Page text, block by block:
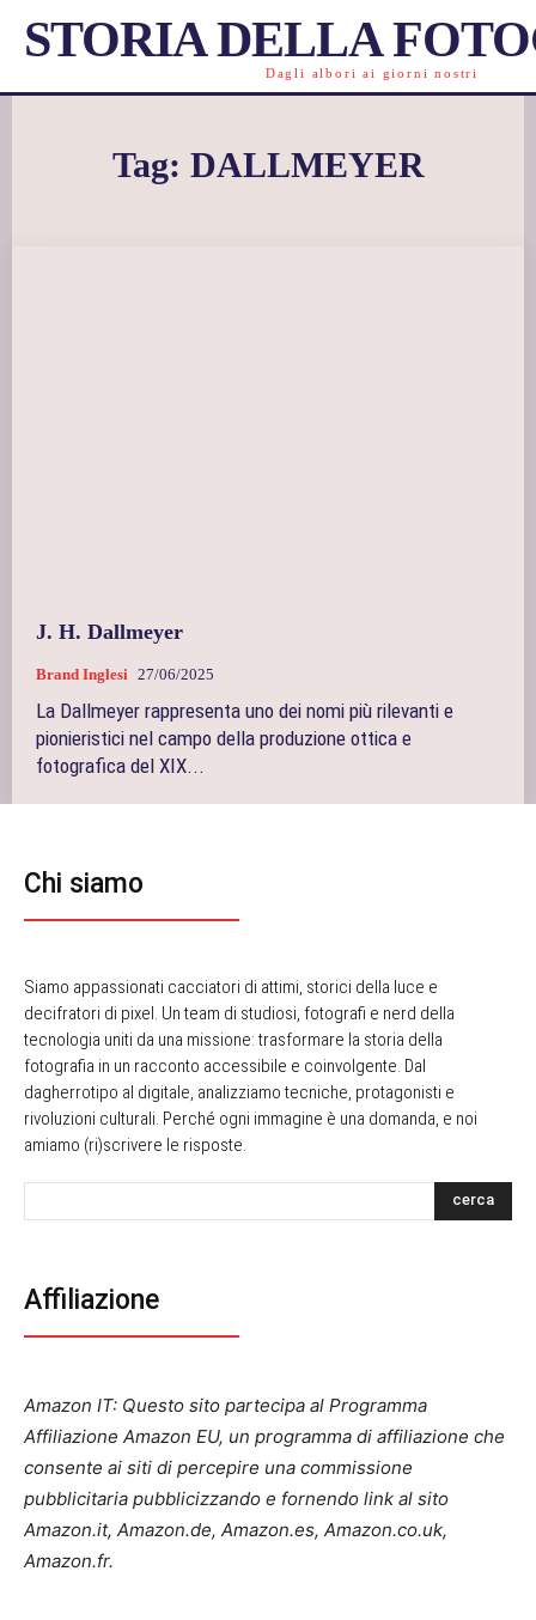
STORIA DELLA
Dagli albori ai giorni nostri
Tag: DALLMEYER
J. H. Dallmeyer
Brand Inglesi 27/06/2025
La Dallmeyer rappresenta uno dei nomi più rilevanti e
pionieristici nel campo della produzione ottica e
fotografica del XIX...
Chi siamo
Siamo appassionati cacciatori di attimi, storici della luce e
decifratori di pixel. Un team di studiosi, fotografi e nerd della
tecnologia uniti da una missione: trasformare la storia della
fotografia in un racconto accessibile e coinvolgente. Dal
dagherrotipo al digitale, analizziamo tecniche, protagonisti e
rivoluzioni culturali. Perché ogni immagine è una domanda, e noi
amiamo (ri)scrivere le risposte.
cerca
Affiliazione
Amazon IT: Questo sito partecipa al Programma
Affiliazione Amazon EU, un programma di affiliazione che
consente ai siti di percepire una commissione
pubblicitaria pubblicizzando e fornendo link al sito
Amazon.it, Amazon.de, Amazon.es, Amazon.co.uk,
Amazon.fr.